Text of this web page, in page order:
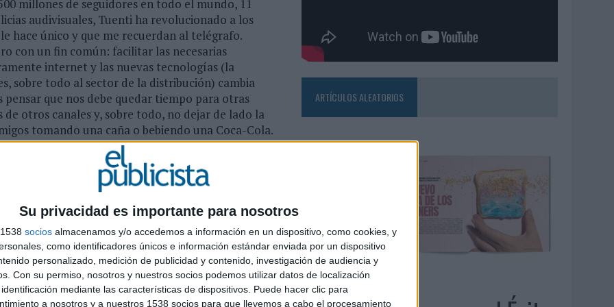
Su privacidad es importante para nosotros
socios almacenamos y/o accedemos a información en un dispositivo, como cookies, y
como identificadores únicos e información estándar enviada por un dispositivo
personalizado, medición de publicidad y contenido, investigación de audiencia y
Con su permiso, nosotros y nuestros socios podemos utilizar datos de localización
mediante las características de dispositivos. Puede hacer clic para
a nosotros y a nuestros 1538 socios para que llevemos a cabo el procesamiento
REGRESO DEL FÚTBOL
millones de seguidores en todo el mundo, 11
audivisuales, Tuenti ha revolucionado a los
hace único y que me recuerdan al telégrafo.
con un fin común: facilitar las necesarias
internet y las nuevas tecnologías (la
sobre todo al sector de la distribución) cambia
que nos debe quedar tiempo para otras
otros canales y, sobre todo, no dejar de lado la
tomando una caña o bebiendo una Coca-Cola.
ENVIAR
ARTÍCULOS ALEATORIOS
04/08/2026